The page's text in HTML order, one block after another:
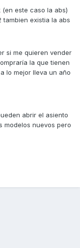
este caso la abs)
tambien existia la abs
si me quieren vender
la que tienen
lo mejor lleva un año
abrir el asiento
modelos nuevos pero